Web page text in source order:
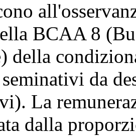
BCAA 8
della
da
La
dalla